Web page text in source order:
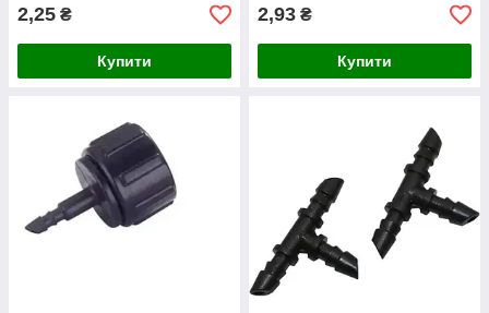
2,25 ₴
Купити
2,93 ₴
Купити